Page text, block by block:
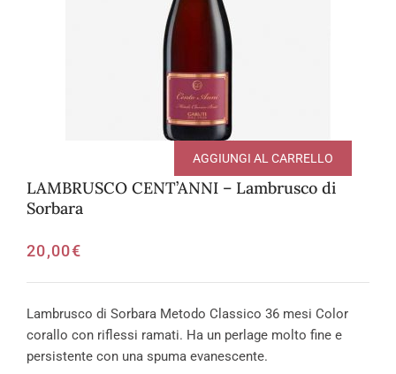
LAMBRUSCO CENT’ANNI – Lambrusco di
Sorbara
20,00€
AGGIUNGI AL CARRELLO
Lambrusco di Sorbara Metodo Classico 36 mesi Color
corallo con riflessi ramati. Ha un perlage molto fine e
persistente con una spuma evanescente.